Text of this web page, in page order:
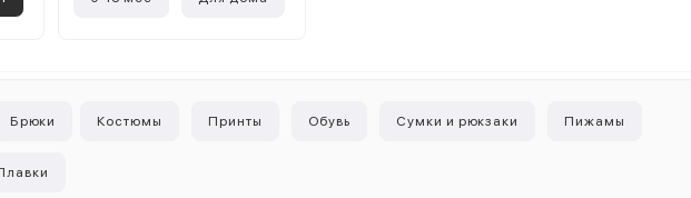
Брюки Костюмы Принты Обувь Сумки и рюкзаки Пижамы